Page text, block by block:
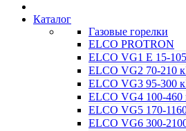
Каталог
Газовые горелки
ELCO PROTRON
ELCO VG1 E 15-
ELCO VG2 70-210
ELCO VG3 95-300
ELCO VG4 100-460
ELCO VG5 170-
ELCO VG6 300-